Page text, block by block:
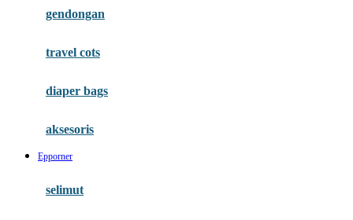
Gb
gendongan
travel cots
diaper bags
aksesoris
Epporner
selimut